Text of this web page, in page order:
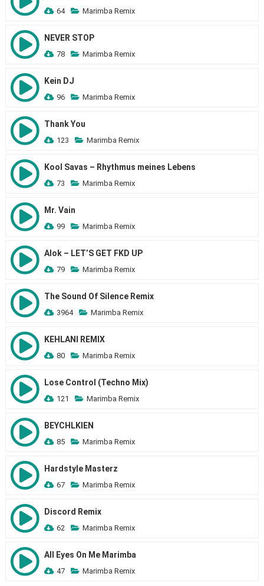
64 Marimba Remix
NEVER STOP
78 Marimba Remix
Kein DJ
96 Marimba Remix
Thank You
123 Marimba Remix
Kool Savas – Rhythmus meines Lebens
73 Marimba Remix
Mr. Vain
99 Marimba Remix
Alok – LET’S GET FKD UP
79 Marimba Remix
The Sound Of Silence Remix
3964 Marimba Remix
KEHLANI REMIX
80 Marimba Remix
Lose Control (Techno Mix)
121 Marimba Remix
BEYCHLKIEN
85 Marimba Remix
Hardstyle Masterz
67 Marimba Remix
Discord Remix
62 Marimba Remix
All Eyes On Me Marimba
47 Marimba Remix